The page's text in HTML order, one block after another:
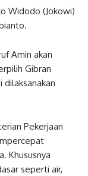
Widodo (Jokowi)
Amin akan
Gibran
dilaksanakan
Pekerjaan
Khususnya
seperti air,